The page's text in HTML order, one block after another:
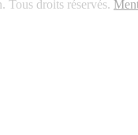
droits réservés.